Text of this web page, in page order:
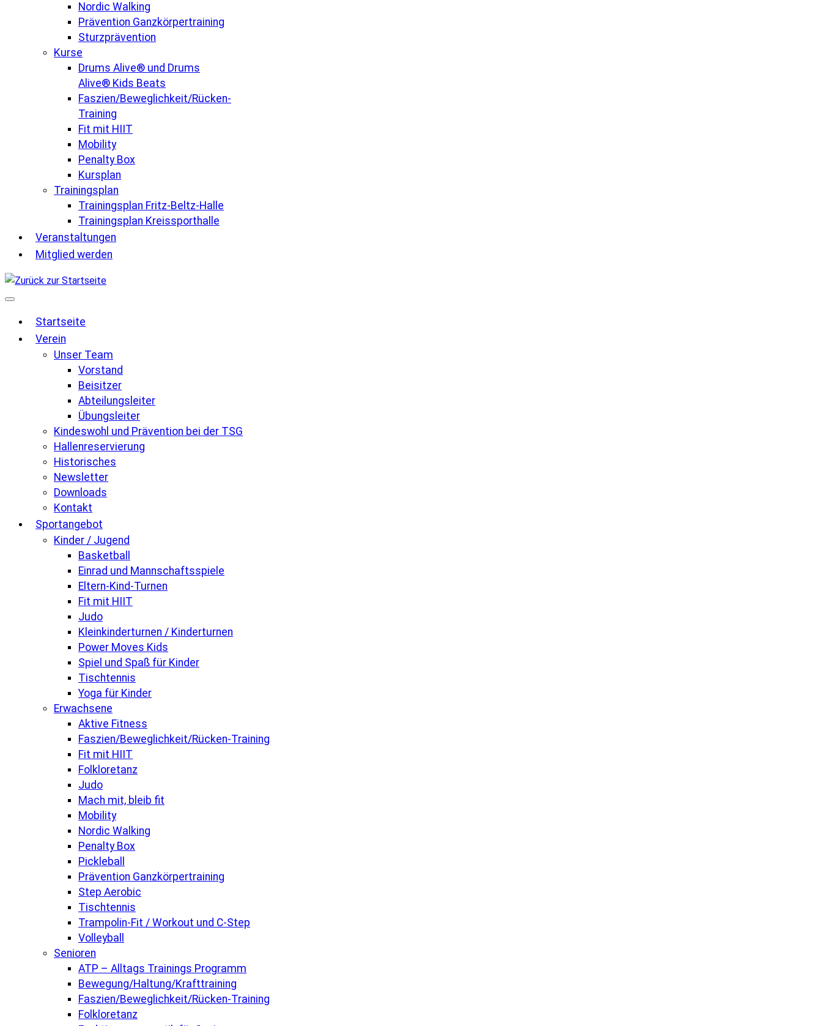
Nordic Walking
Prävention Ganzkörpertraining
Sturzprävention
Kurse
Drums Alive® und Drums
Alive® Kids Beats
Faszien/Beweglichkeit/Rücken-
Training
Fit mit HIIT
Mobility
Penalty Box
Kursplan
Trainingsplan
Trainingsplan Fritz-Beltz-Halle
Trainingsplan Kreissporthalle
Veranstaltungen
Mitglied werden
Startseite
Verein
Unser Team
Vorstand
Beisitzer
Abteilungsleiter
Übungsleiter
Kindeswohl und Prävention bei der TSG
Hallenreservierung
Historisches
Newsletter
Downloads
Kontakt
Sportangebot
Kinder / Jugend
Basketball
Einrad und Mannschaftsspiele
Eltern-Kind-Turnen
Fit mit HIIT
Judo
Kleinkinderturnen / Kinderturnen
Power Moves Kids
Spiel und Spaß für Kinder
Tischtennis
Yoga für Kinder
Erwachsene
Aktive Fitness
Faszien/Beweglichkeit/Rücken-Training
Fit mit HIIT
Folkloretanz
Judo
Mach mit, bleib fit
Mobility
Nordic Walking
Penalty Box
Pickleball
Prävention Ganzkörpertraining
Step Aerobic
Tischtennis
Trampolin-Fit / Workout und C-Step
Volleyball
Senioren
ATP – Alltags Trainings Programm
Bewegung/Haltung/Krafttraining
Faszien/Beweglichkeit/Rücken-Training
Folkloretanz